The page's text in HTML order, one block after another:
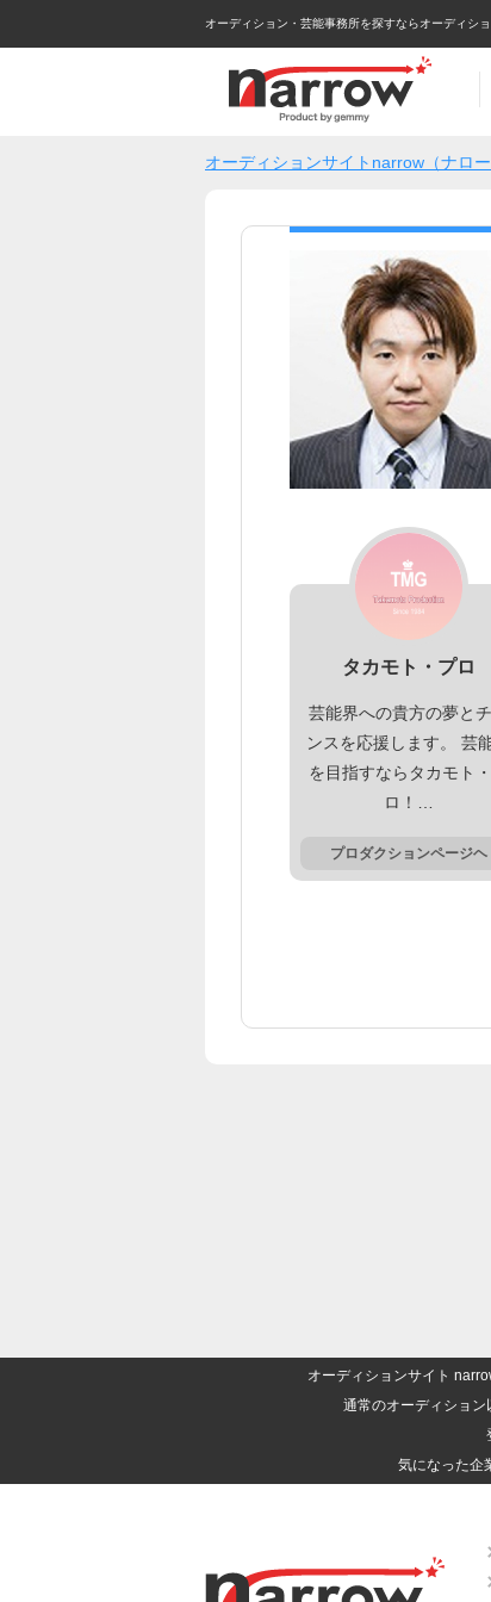
オーディション・芸能事務所を探すならオーディシ
オーディションサイトnarrow（ナロー
タカモト・プロ
芸能界への貴方の夢と
ンスを応援します。 芸
を目指すならタカモト
ロ！…
プロダクションページヘ
オーディションサイト
通常のオーディション
気になった企